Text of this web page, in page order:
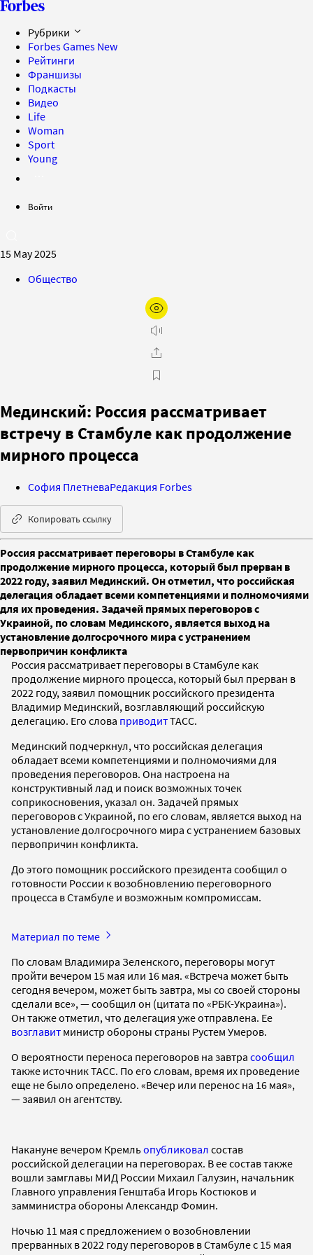
Рубрики
Forbes Games New
Рейтинги
Франшизы
Подкасты
Видео
Life
Woman
Sport
Young
Войти
15 May 2025
Общество
Мединский: Россия рассматривает
встречу в Стамбуле как продолжение
мирного процесса
София ПлетневаРедакция Forbes
Копировать ссылку
Россия рассматривает переговоры в Стамбуле как
продолжение мирного процесса, который был прерван в
2022 году, заявил Мединский. Он отметил, что российская
делегация обладает всеми компетенциями и полномочиями
для их проведения. Задачей прямых переговоров с
Украиной, по словам Мединского, является выход на
установление долгосрочного мира с устранением
первопричин конфликта
Россия рассматривает переговоры в Стамбуле как
продолжение мирного процесса, который был прерван в
2022 году, заявил помощник российского президента
Владимир Мединский, возглавляющий российскую
делегацию. Его слова приводитТАСС.
Мединский подчеркнул, что российская делегация
обладает всеми компетенциями и полномочиями для
проведения переговоров. Она настроена на
конструктивный лад и поиск возможных точек
соприкосновения, указал он. Задачей прямых
переговоров с Украиной, по его словам, является выход на
установление долгосрочного мира с устранением базовых
первопричин конфликта.
До этого помощник российского президента сообщил о
готовности России к возобновлению переговорного
процесса в Стамбуле и возможным компромиссам.
Материал по теме
По словам Владимира Зеленского, переговоры могут
пройти вечером 15 мая или 16 мая. «Встреча может быть
сегодня вечером, может быть завтра, мы со своей стороны
сделали все», — сообщил он (цитата по «РБК-Украина»).
Он также отметил, что делегация уже отправлена. Ее
возглавит министр обороны cтраны Рустем Умеров.
О вероятности переноса переговоров на завтра сообщил
также источник ТАСС. По его словам, время их проведение
еще не было определено. «Вечер или перенос на 16 мая»,
— заявил он агентству.
Накануне вечером Кремльопубликовал состав
российской делегации на переговорах. В ее состав также
вошли замглавы МИД России Михаил Галузин, начальник
Главного управления Генштаба Игорь Костюков и
замминистра обороны Александр Фомин.
Ночью 11 мая с предложением о возобновлении
прерванных в 2022 году переговоров в Стамбуле с 15 мая